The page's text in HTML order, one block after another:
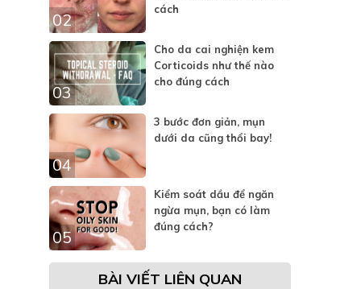
02
cách
03
Cho da cai nghiện kem
Corticoids như thế nào
cho đúng cách
04
3 bước đơn giản, mụn
dưới da cũng thổi bay!
05
Kiểm soát dầu để ngăn
ngừa mụn, bạn có làm
đúng cách?
BÀI VIẾT LIÊN QUAN